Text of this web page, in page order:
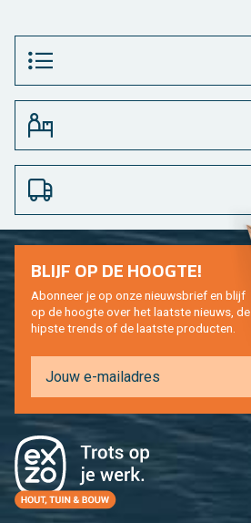
BLIJF OP DE HOOG­TE!
Abon­neer je op onze nieuws­brief en blijf
op de hoog­te over het laat­ste nieuws, de
hip­s­te trends of de laat­ste pro­duc­ten.